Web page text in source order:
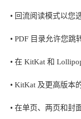
• 回流阅读模式以您
• PDF 目录允许您跳
• 在 KitKat 和
• KitKat 及更高版本
• 在单页、两页和封